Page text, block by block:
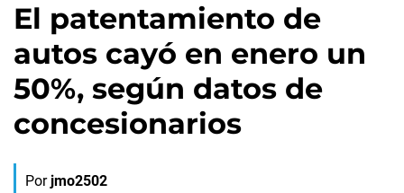
El patentamiento de
autos cayó en enero un
50%, según datos de
concesionarios
Por jmo2502